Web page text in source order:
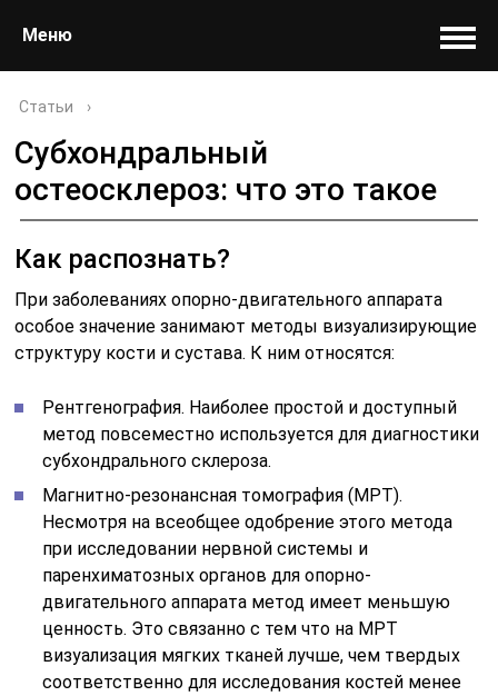
Меню
Статьи ›
Субхондральный
остеосклероз: что это такое
Как распознать?
При заболеваниях опорно-двигательного аппарата
особое значение занимают методы визуализирующие
структуру кости и сустава. К ним относятся:
Рентгенография. Наиболее простой и доступный
метод повсеместно используется для диагностики
субхондрального склероза.
Магнитно-резонансная томография (МРТ).
Несмотря на всеобщее одобрение этого метода
при исследовании нервной системы и
паренхиматозных органов для опорно-
двигательного аппарата метод имеет меньшую
ценность. Это связанно с тем что на МРТ
визуализация мягких тканей лучше, чем твердых
соответственно для исследования костей менее